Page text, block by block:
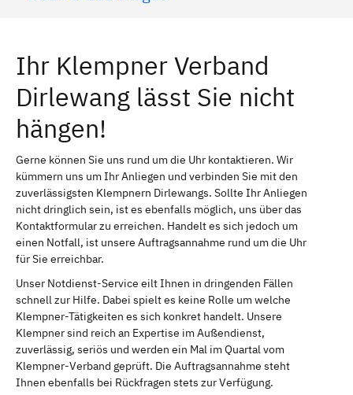
Ihr Klempner Verband
Dirlewang lässt Sie nicht
hängen!
Gerne können Sie uns rund um die Uhr kontaktieren. Wir
kümmern uns um Ihr Anliegen und verbinden Sie mit den
zuverlässigsten Klempnern Dirlewangs. Sollte Ihr Anliegen
nicht dringlich sein, ist es ebenfalls möglich, uns über das
Kontaktformular zu erreichen. Handelt es sich jedoch um
einen Notfall, ist unsere Auftragsannahme rund um die Uhr
für Sie erreichbar.
Unser Notdienst-Service eilt Ihnen in dringenden Fällen
schnell zur Hilfe. Dabei spielt es keine Rolle um welche
Klempner-Tätigkeiten es sich konkret handelt. Unsere
Klempner sind reich an Expertise im Außendienst,
zuverlässig, seriös und werden ein Mal im Quartal vom
Klempner-Verband geprüft. Die Auftragsannahme steht
Ihnen ebenfalls bei Rückfragen stets zur Verfügung.